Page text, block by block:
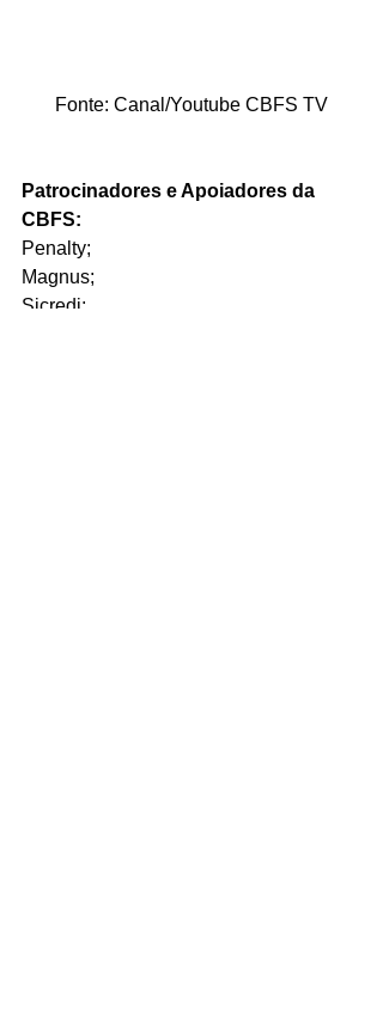
Fonte: Canal/Youtube CBFS TV
Patrocinadores e Apoiadores da
CBFS:
Penalty;
Magnus;
Sicredi;